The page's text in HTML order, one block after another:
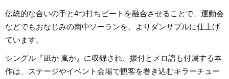
伝統的な合いの手と4つ打ちビートを融合させることで、運動会
などでもおなじみの南中ソーランを、よりダンサブルに仕上げ
ています。
シングル『凪か 嵐か』に収録され、振付とメロ譜も付属する本
作は、ステージやイベント会場で観客を巻き込むキラーチュー